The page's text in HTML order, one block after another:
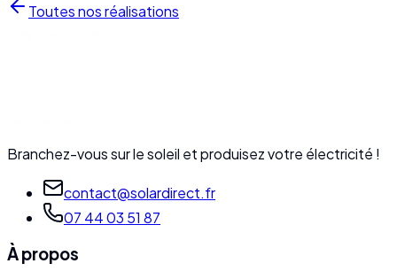
Toutes nos réalisations
Branchez-vous sur le soleil et produisez votre électricité !
contact@solardirect.fr
07 44 03 51 87
À propos